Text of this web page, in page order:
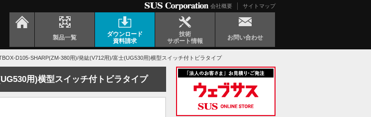
会社概要 サイトマップ
製品一覧
ダウンロード
資料請求
技術
サポート情報
お問い合わせ
D105-SHARP(ZM-380用)/発紘(V712用)/富士(UG530用)横型スイッチ付トビラタイプ
用)横型スイッチ付トビラタイプ